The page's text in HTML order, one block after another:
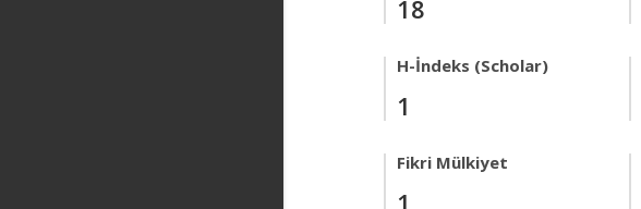
18
H-İndeks (Scholar)
1
Fikri Mülkiyet
1